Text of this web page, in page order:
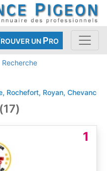
ROUVER UN PRO
Recherche
Royan,Chevanceaux
1